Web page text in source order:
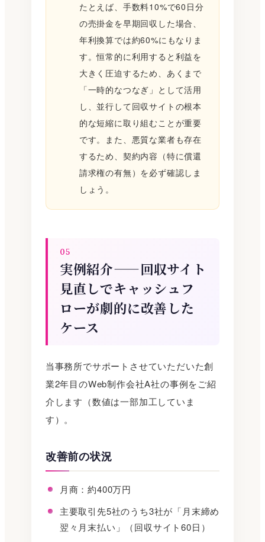
たとえば、手数料10%で60日分
の売掛金を早期回収した場合、
年利換算では約60%にもなりま
す。恒常的に利用すると利益を
大きく圧迫するため、あくまで
「一時的なつなぎ」として活用
し、並行して回収サイトの根本
的な短縮に取り組むことが重要
です。また、悪質な業者も存在
するため、契約内容（特に償還
請求権の有無）を必ず確認しま
しょう。
05
実例紹介——回収サイト
見直しでキャッシュフ
ローが劇的に改善した
ケース
当事務所でサポートさせていただいた創
業2年目のWeb制作会社A社の事例をご紹
介します（数値は一部加工していま
す）。
改善前の状況
月商：約400万円
主要取引先5社のうち3社が「月末締め
翌々月末払い」（回収サイト60日）